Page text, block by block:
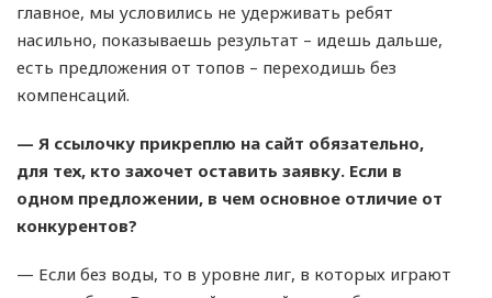
главное, мы условились не удерживать ребят
насильно, показываешь результат – идешь дальше,
есть предложения от топов – переходишь без
компенсаций.
— Я ссылочку прикреплю на сайт обязательно,
для тех, кто захочет оставить заявку. Если в
одном предложении, в чем основное отличие от
конкурентов?
— Если без воды, то в уровне лиг, в которых играют